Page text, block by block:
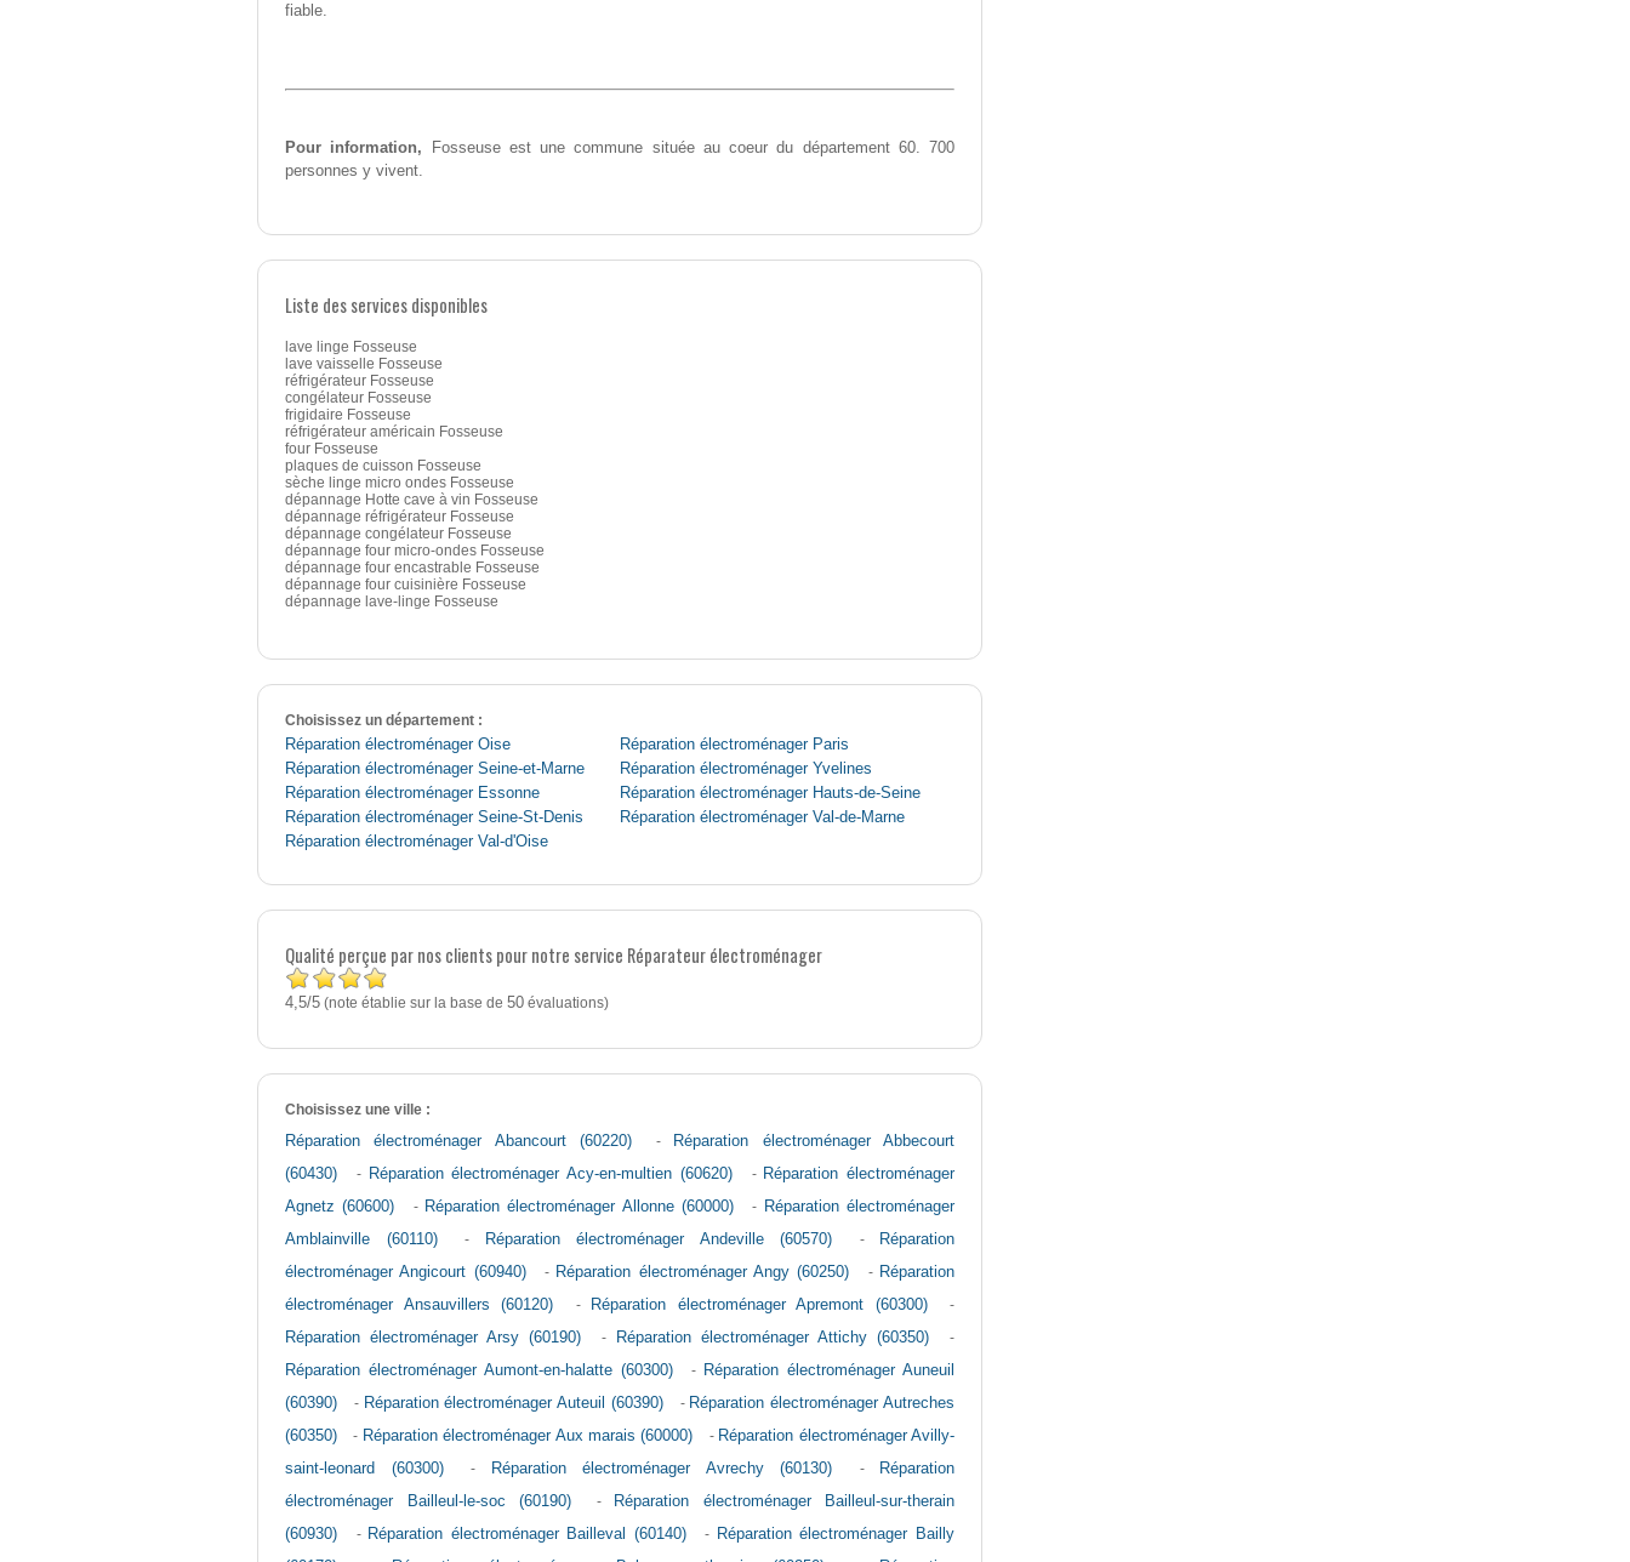
fiable.
Pour information, Fosseuse est une commune située au coeur du département 60. 700
personnes y vivent.
Liste des services disponibles
lave linge Fosseuse
lave vaisselle Fosseuse
réfrigérateur Fosseuse
congélateur Fosseuse
frigidaire Fosseuse
réfrigérateur américain Fosseuse
four Fosseuse
plaques de cuisson Fosseuse
sèche linge micro ondes Fosseuse
dépannage Hotte cave à vin Fosseuse
dépannage réfrigérateur Fosseuse
dépannage congélateur Fosseuse
dépannage four micro-ondes Fosseuse
dépannage four encastrable Fosseuse
dépannage four cuisinière Fosseuse
dépannage lave-linge Fosseuse
Choisissez un département :
Réparation électroménager Oise
Réparation électroménager Paris
Réparation électroménager Seine-et-Marne
Réparation électroménager Yvelines
Réparation électroménager Essonne
Réparation électroménager Hauts-de-Seine
Réparation électroménager Seine-St-Denis
Réparation électroménager Val-de-Marne
Réparation électroménager Val-d'Oise
Qualité perçue par nos clients pour notre service Réparateur électroménager
4,5/5 (note établie sur la base de 50 évaluations)
Choisissez une ville :
Réparation électroménager Abancourt (60220)
-
Réparation électroménager Abbecourt
(60430)
- Réparation électroménager Acy-en-multien (60620) - Réparation électroménager
Agnetz (60600)
- Réparation électroménager Allonne (60000) - Réparation électroménager
Amblainville (60110)
- Réparation électroménager Andeville (60570) -
Réparation
électroménager Angicourt (60940)
- Réparation électroménager Angy (60250) - Réparation
électroménager Ansauvillers (60120)
- Réparation électroménager Apremont (60300)
-
Réparation électroménager Arsy (60190)
- Réparation électroménager Attichy (60350)
-
Réparation électroménager Aumont-en-halatte (60300)
- Réparation électroménager Auneuil
(60390)
- Réparation électroménager Auteuil (60390) - Réparation électroménager Autreches
(60350)
- Réparation électroménager Aux marais (60000) - Réparation électroménager Avilly-
saint-leonard (60300)
- Réparation électroménager Avrechy (60130) -
Réparation
électroménager Bailleul-le-soc (60190)
-
Réparation électroménager Bailleul-sur-therain
(60930)
- Réparation électroménager Bailleval (60140) - Réparation électroménager Bailly